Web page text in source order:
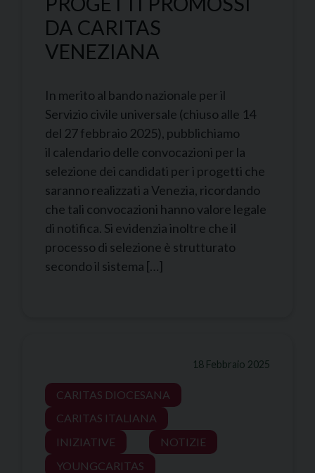
DA CARITAS
VENEZIANA
In merito al bando nazionale per il
Servizio civile universale (chiuso alle 14
del 27 febbraio 2025), pubblichiamo
il calendario delle convocazioni per la
selezione dei candidati per i progetti che
saranno realizzati a Venezia, ricordando
che tali convocazioni hanno valore legale
di notifica. Si evidenzia inoltre che il
processo di selezione è strutturato
secondo il sistema […]
18 Febbraio 2025
CARITAS DIOCESANA
CARITAS ITALIANA
INIZIATIVE
NOTIZIE
YOUNGCARITAS